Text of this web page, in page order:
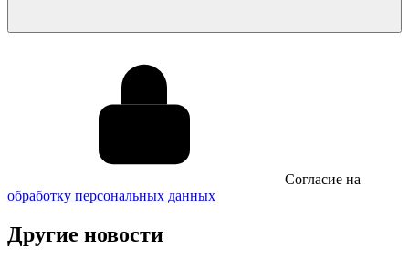
Cогласие на
обработку персональных данных
Другие новости